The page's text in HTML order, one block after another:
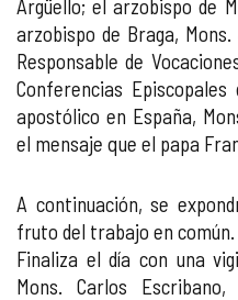
Argüello; el arzobispo de
arzobispo de Braga,
Responsable de
Conferencias Episcopales
apostólico en España,
el mensaje que el papa
A continuación, se
fruto del trabajo en común.
Finaliza el día con una
Mons. Carlos